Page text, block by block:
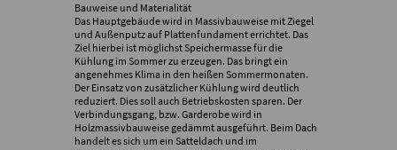
Bauweise und Materialität
Das Hauptgebäude wird in Massivbauweise mit Ziegel
und Außenputz auf Plattenfundament errichtet. Das
Ziel hierbei ist möglichst Speichermasse für die
Kühlung im Sommer zu erzeugen. Das bringt ein
angenehmes Klima in den heißen Sommermonaten.
Der Einsatz von zusätzlicher Kühlung wird deutlich
reduziert. Dies soll auch Betriebskosten sparen. Der
Verbindungsgang, bzw. Garderobe wird in
Holzmassivbauweise gedämmt ausgeführt. Beim Dach
handelt es sich um ein Satteldach und im